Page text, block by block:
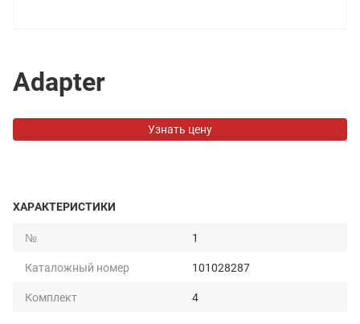
Adapter
Узнать цену
ХАРАКТЕРИСТИКИ
№
1
Каталожный номер
101028287
Комплект
4